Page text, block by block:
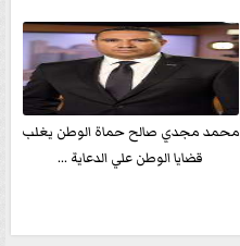
محمد مجدي صالح حماة الوطن يغلب
قضايا الوطن علي الدعاية ...